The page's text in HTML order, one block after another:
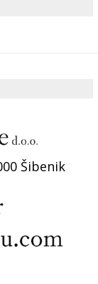
Šibenik